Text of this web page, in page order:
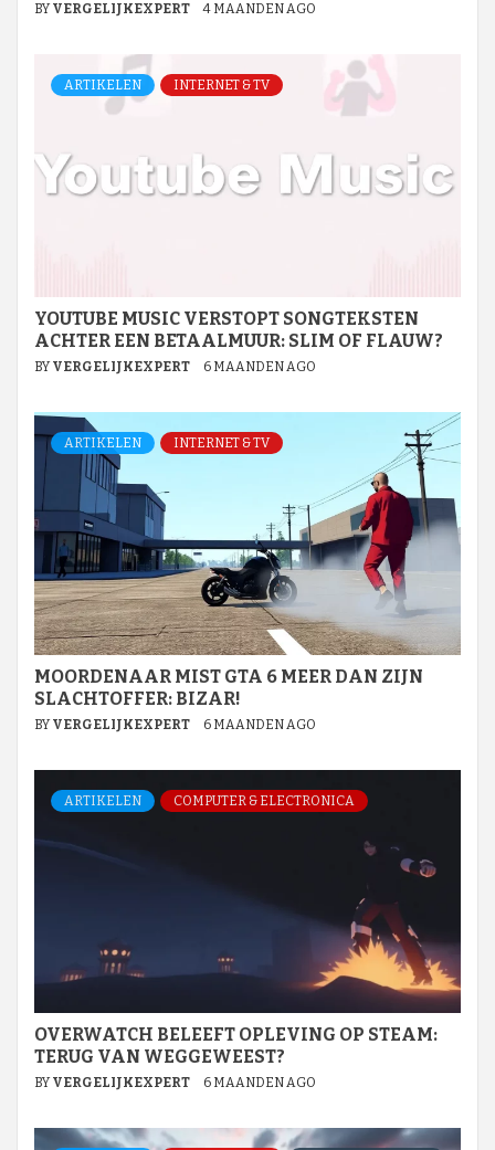
BY VERGELIJKEXPERT 4 MAANDEN AGO
ARTIKELEN INTERNET & TV
YOUTUBE MUSIC VERSTOPT SONGTEKSTEN
ACHTER EEN BETAALMUUR: SLIM OF FLAUW?
BY VERGELIJKEXPERT 6 MAANDEN AGO
ARTIKELEN INTERNET & TV
MOORDENAAR MIST GTA 6 MEER DAN ZIJN
SLACHTOFFER: BIZAR!
BY VERGELIJKEXPERT 6 MAANDEN AGO
ARTIKELEN COMPUTER & ELECTRONICA
OVERWATCH BELEEFT OPLEVING OP STEAM:
TERUG VAN WEGGEWEEST?
BY VERGELIJKEXPERT 6 MAANDEN AGO